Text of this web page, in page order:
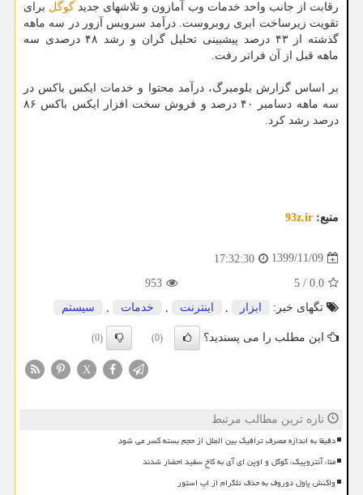
رقابت از جانب واحد خدمات وب آمازون و تلاشهای جدید گوگل برای
تقویت زیرساخت ابری روبروست. درآمد سرویس آزور در سه ماهه
گذشته از ۴۳ درصد پیشبینی تحلیل گران و رشد ۴۸ درصدی سه
ماهه قبل از آن فراتر رفت.
بر اساس گزارش بلومبرگ، درآمد محتوا و خدمات ایکس باکس در
سه ماهه دسامبر ۴۰ درصد و فروش سخت افزار ایکس باکس ۸۶
درصد رشد کرد.
منبع: 93z.ir
1399/11/09
17:32:30
0.0
/
5
953
تگهای خبر:
ابزار , اینترنت , خدمات , سیستم
این مطلب را می پسندید؟ (0)
(0)
X
تازه ترین مطالب مرتبط
دقیقا به اندازه مصرف ترافیک بین الملل از حجم بسته کسر می شود
متا، آنتروپیک، گوگل و اوپن ای آی به کاخ سفید احضار شدند
واکنش پاول دوروف به حذف تلگرام از اپ استور